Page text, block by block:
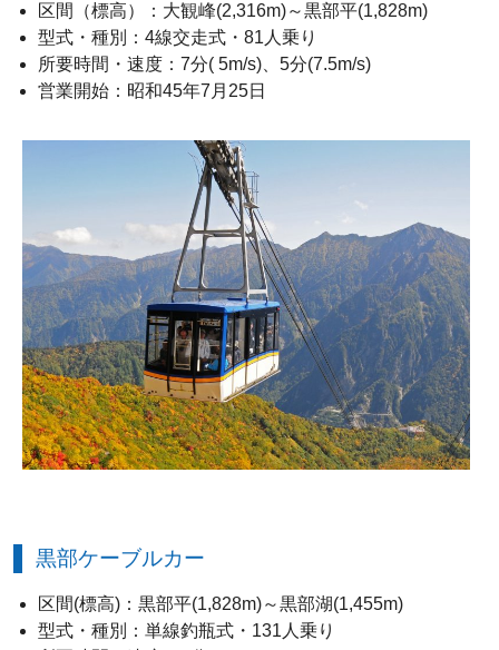
区間（標高）：大観峰(2,316m)～黒部平(1,828m)
型式・種別：4線交走式・81人乗り
所要時間・速度：7分( 5m/s)、5分(7.5m/s)
営業開始：昭和45年7月25日
黒部ケーブルカー
区間(標高)：黒部平(1,828m)～黒部湖(1,455m)
型式・種別：単線釣瓶式・131人乗り